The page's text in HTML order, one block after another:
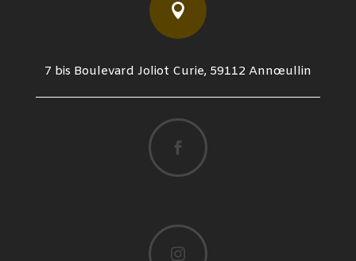

7 bis Boulevard Joliot Curie, 59112 Annœullin

